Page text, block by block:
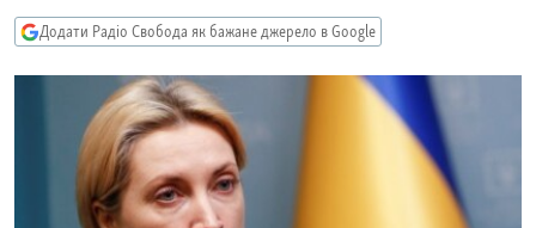
СПОРТ
ТИ ЯК?
ПРИАЗОВ’Я
КИТАЙ.ВИКЛИКИ
МУЛЬТИМЕДІА
Додати Радіо Свобода як бажане джерело в Google